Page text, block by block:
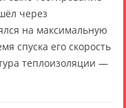
через
на максимальную
спуска его скорость
теплоизоляции —